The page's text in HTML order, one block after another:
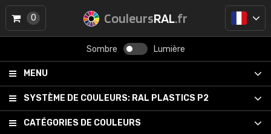
CouleursRAL.fr
Sombre Lumière
MENU
SYSTÈME DE COULEURS: RAL PLASTICS P2
CATÉGORIES DE COULEURS
0